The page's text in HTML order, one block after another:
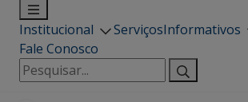
Institucional ServiçosInformativos
Fale Conosco
Pesquisar
por: